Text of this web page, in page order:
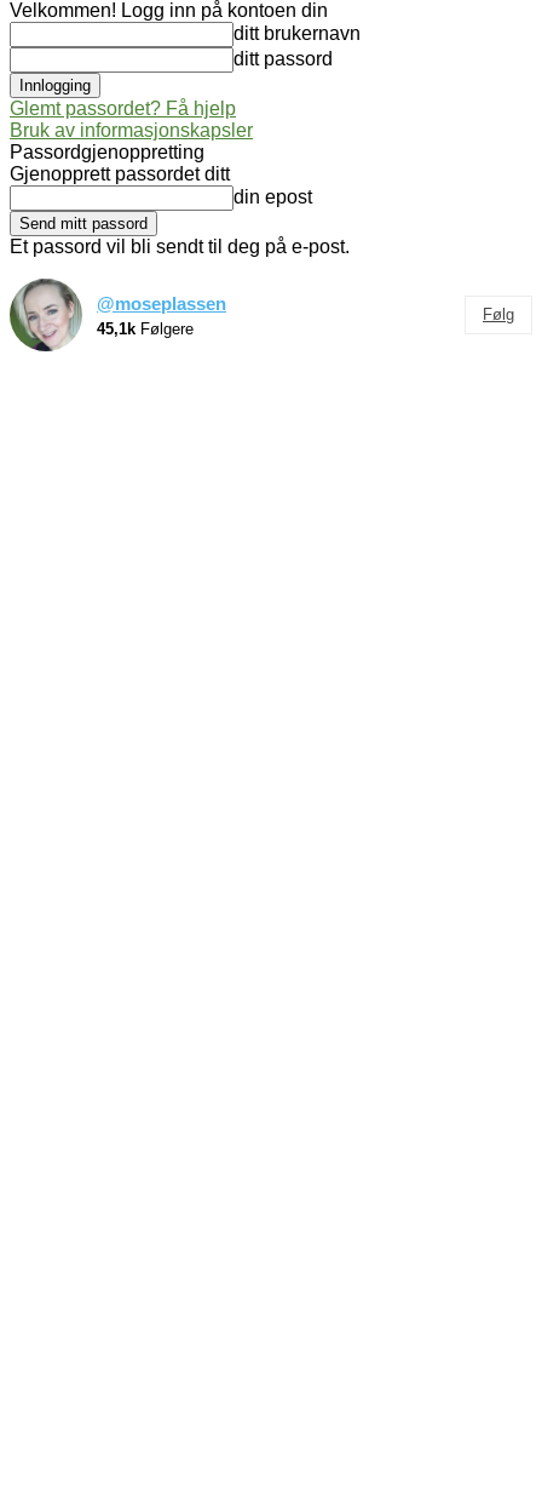
Velkommen! Logg inn på kontoen din
ditt brukernavn
ditt passord
Glemt passordet? Få hjelp
Bruk av informasjonskapsler
Passordgjenoppretting
Gjenopprett passordet ditt
din epost
Et passord vil bli sendt til deg på e-post.
@moseplassen
45,1k Følgere
Følg